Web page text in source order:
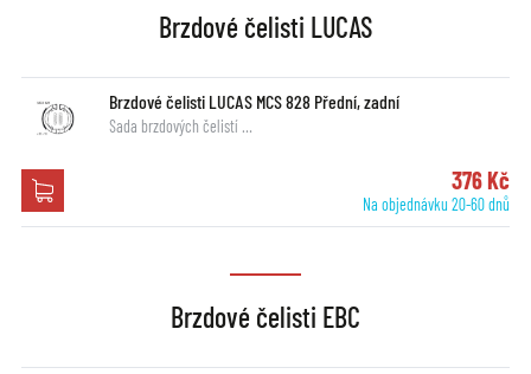
Brzdové čelisti LUCAS
Brzdové čelisti LUCAS MCS 828 Přední, zadní
Sada brzdových čelistí …
376 Kč
Na objednávku 20-60 dnů
Brzdové čelisti EBC